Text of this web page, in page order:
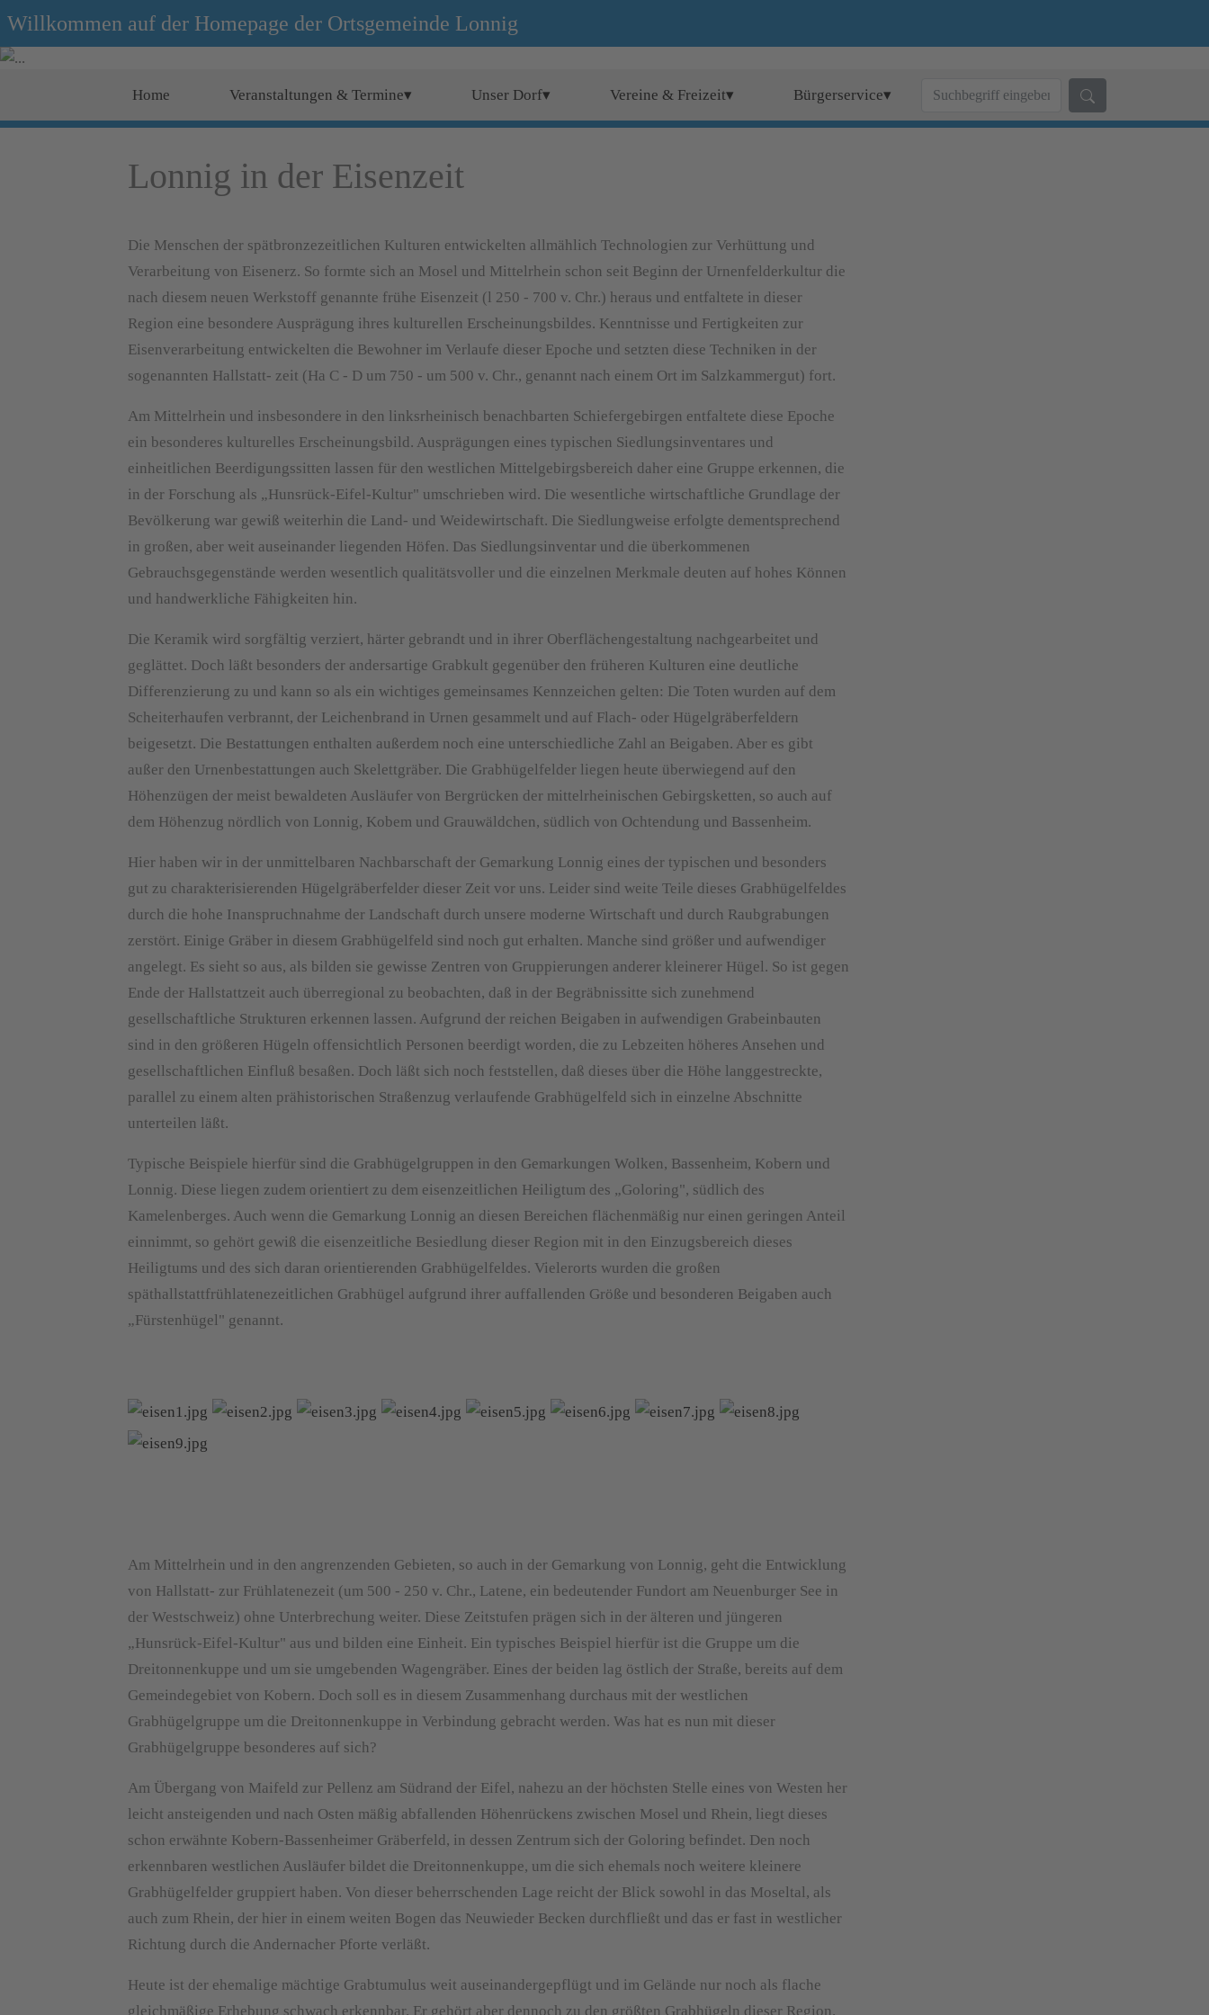
Willkommen auf der Homepage der Ortsgemeinde Lonnig
Home Veranstaltungen & Termine▾ Unser Dorf▾ Vereine & Freizeit▾ Bürgerservice▾
Lonnig in der Eisenzeit
Die Menschen der spätbronzezeitlichen Kulturen entwickelten allmählich Technologien zur Verhüttung und
Verarbeitung von Eisenerz. So formte sich an Mosel und Mittelrhein schon seit Beginn der Urnenfelderkultur die
nach diesem neuen Werkstoff genannte frühe Eisenzeit (l 250 - 700 v. Chr.) heraus und entfaltete in dieser
Region eine besondere Ausprägung ihres kulturellen Erscheinungsbildes. Kenntnisse und Fertigkeiten zur
Eisenverarbeitung entwickelten die Bewohner im Verlaufe dieser Epoche und setzten diese Techniken in der
sogenannten Hallstatt- zeit (Ha C - D um 750 - um 500 v. Chr., genannt nach einem Ort im Salzkammergut) fort.
Am Mittelrhein und insbesondere in den linksrheinisch benachbarten Schiefergebirgen entfaltete diese Epoche
ein besonderes kulturelles Erscheinungsbild. Ausprägungen eines typischen Siedlungsinventares und
einheitlichen Beerdigungssitten lassen für den westlichen Mittelgebirgsbereich daher eine Gruppe erkennen, die
in der Forschung als „Hunsrück-Eifel-Kultur" umschrieben wird. Die wesentliche wirtschaftliche Grundlage der
Bevölkerung war gewiß weiterhin die Land- und Weidewirtschaft. Die Siedlungweise erfolgte dementsprechend
in großen, aber weit auseinander liegenden Höfen. Das Siedlungsinventar und die überkommenen
Gebrauchsgegenstände werden wesentlich qualitätsvoller und die einzelnen Merkmale deuten auf hohes Können
und handwerkliche Fähigkeiten hin.
Die Keramik wird sorgfältig verziert, härter gebrandt und in ihrer Oberflächengestaltung nachgearbeitet und
geglättet. Doch läßt besonders der andersartige Grabkult gegenüber den früheren Kulturen eine deutliche
Differenzierung zu und kann so als ein wichtiges gemeinsames Kennzeichen gelten: Die Toten wurden auf dem
Scheiterhaufen verbrannt, der Leichenbrand in Urnen gesammelt und auf Flach- oder Hügelgräberfeldern
beigesetzt. Die Bestattungen enthalten außerdem noch eine unterschiedliche Zahl an Beigaben. Aber es gibt
außer den Urnenbestattungen auch Skelettgräber. Die Grabhügelfelder liegen heute überwiegend auf den
Höhenzügen der meist bewaldeten Ausläufer von Bergrücken der mittelrheinischen Gebirgsketten, so auch auf
dem Höhenzug nördlich von Lonnig, Kobem und Grauwäldchen, südlich von Ochtendung und Bassenheim.
Hier haben wir in der unmittelbaren Nachbarschaft der Gemarkung Lonnig eines der typischen und besonders
gut zu charakterisierenden Hügelgräberfelder dieser Zeit vor uns. Leider sind weite Teile dieses Grabhügelfeldes
durch die hohe Inanspruchnahme der Landschaft durch unsere moderne Wirtschaft und durch Raubgrabungen
zerstört. Einige Gräber in diesem Grabhügelfeld sind noch gut erhalten. Manche sind größer und aufwendiger
angelegt. Es sieht so aus, als bilden sie gewisse Zentren von Gruppierungen anderer kleinerer Hügel. So ist gegen
Ende der Hallstattzeit auch überregional zu beobachten, daß in der Begräbnissitte sich zunehmend
gesellschaftliche Strukturen erkennen lassen. Aufgrund der reichen Beigaben in aufwendigen Grabeinbauten
sind in den größeren Hügeln offensichtlich Personen beerdigt worden, die zu Lebzeiten höheres Ansehen und
gesellschaftlichen Einfluß besaßen. Doch läßt sich noch feststellen, daß dieses über die Höhe langgestreckte,
parallel zu einem alten prähistorischen Straßenzug verlaufende Grabhügelfeld sich in einzelne Abschnitte
unterteilen läßt.
Typische Beispiele hierfür sind die Grabhügelgruppen in den Gemarkungen Wolken, Bassenheim, Kobern und
Lonnig. Diese liegen zudem orientiert zu dem eisenzeitlichen Heiligtum des „Goloring", südlich des
Kamelenberges. Auch wenn die Gemarkung Lonnig an diesen Bereichen flächenmäßig nur einen geringen Anteil
einnimmt, so gehört gewiß die eisenzeitliche Besiedlung dieser Region mit in den Einzugsbereich dieses
Heiligtums und des sich daran orientierenden Grabhügelfeldes. Vielerorts wurden die großen
späthallstattfrühlatenezeitlichen Grabhügel aufgrund ihrer auffallenden Größe und besonderen Beigaben auch
„Fürstenhügel" genannt.
Am Mittelrhein und in den angrenzenden Gebieten, so auch in der Gemarkung von Lonnig, geht die Entwicklung
von Hallstatt- zur Frühlatenezeit (um 500 - 250 v. Chr., Latene, ein bedeutender Fundort am Neuenburger See in
der Westschweiz) ohne Unterbrechung weiter. Diese Zeitstufen prägen sich in der älteren und jüngeren
„Hunsrück-Eifel-Kultur" aus und bilden eine Einheit. Ein typisches Beispiel hierfür ist die Gruppe um die
Dreitonnenkuppe und um sie umgebenden Wagengräber. Eines der beiden lag östlich der Straße, bereits auf dem
Gemeindegebiet von Kobern. Doch soll es in diesem Zusammenhang durchaus mit der westlichen
Grabhügelgruppe um die Dreitonnenkuppe in Verbindung gebracht werden. Was hat es nun mit dieser
Grabhügelgruppe besonderes auf sich?
Am Übergang von Maifeld zur Pellenz am Südrand der Eifel, nahezu an der höchsten Stelle eines von Westen her
leicht ansteigenden und nach Osten mäßig abfallenden Höhenrückens zwischen Mosel und Rhein, liegt dieses
schon erwähnte Kobern-Bassenheimer Gräberfeld, in dessen Zentrum sich der Goloring befindet. Den noch
erkennbaren westlichen Ausläufer bildet die Dreitonnenkuppe, um die sich ehemals noch weitere kleinere
Grabhügelfelder gruppiert haben. Von dieser beherrschenden Lage reicht der Blick sowohl in das Moseltal, als
auch zum Rhein, der hier in einem weiten Bogen das Neuwieder Becken durchfließt und das er fast in westlicher
Richtung durch die Andernacher Pforte verläßt.
Heute ist der ehemalige mächtige Grabtumulus weit auseinandergepflügt und im Gelände nur noch als flache
gleichmäßige Erhebung schwach erkennbar. Er gehört aber dennoch zu den größten Grabhügeln dieser Region.